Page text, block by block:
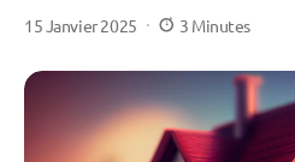
15 Janvier 2025 3 Minutes